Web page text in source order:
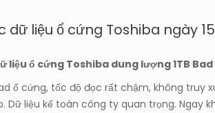
dữ liệu ổ cứng Toshiba ngày
liệu ổ cứng Toshiba dung lượng 1TB
ổ cứng, tốc độ đọc rất chậm, không truy
Dữ liệu kế toán công ty quan trọng. Ngay